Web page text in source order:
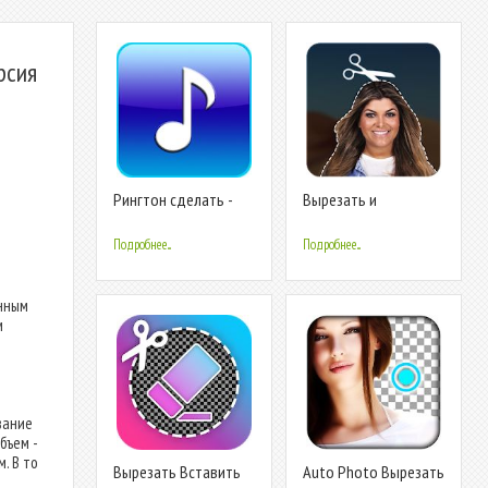
-
В то
Рингтон сделать -
Подробнее...
Вырезать и
фотографии
Подробнее...
Вырезать Вставить
Auto Photo Вырезать